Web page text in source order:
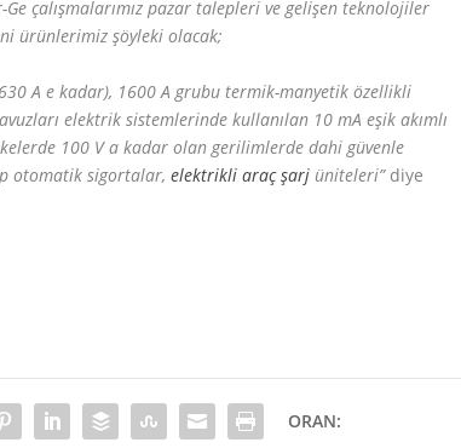
çalışmalarımız pazar talepleri ve gelişen teknolojiler
ürünlerimiz şöyleki olacak;
A e kadar), 1600 A grubu termik-manyetik özellikli
elektrik sistemlerinde kullanılan 10 mA eşik akımlı
100 V a kadar olan gerilimlerde dahi güvenle
otomatik sigortalar,elektrikli araç şarj üniteleri”diye
ORAN: